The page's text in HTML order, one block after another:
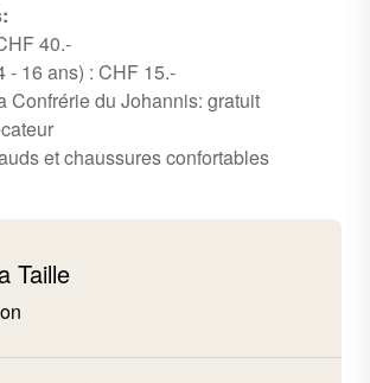
40.-
- 16 ans) : CHF 15.-
Confrérie du Johannis: gratuit
et chaussures confortables
Taille